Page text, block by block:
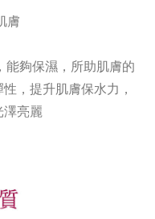
膚
，能夠保濕，所助肌膚的
，提升肌膚保水力，
澤亮麗